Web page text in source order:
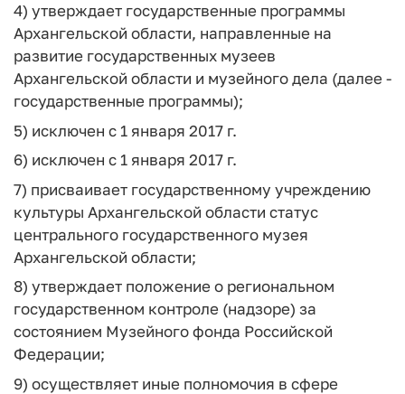
4) утверждает государственные программы
Архангельской области, направленные на
развитие государственных музеев
Архангельской области и музейного дела (далее -
государственные программы);
5) исключен с 1 января 2017 г.
6) исключен с 1 января 2017 г.
7) присваивает государственному учреждению
культуры Архангельской области статус
центрального государственного музея
Архангельской области;
8) утверждает положение о региональном
государственном контроле (надзоре) за
состоянием Музейного фонда Российской
Федерации;
9) осуществляет иные полномочия в сфере